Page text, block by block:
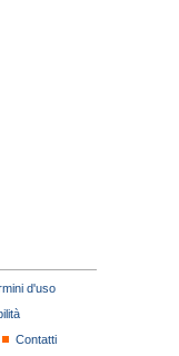
d'uso
Contatti